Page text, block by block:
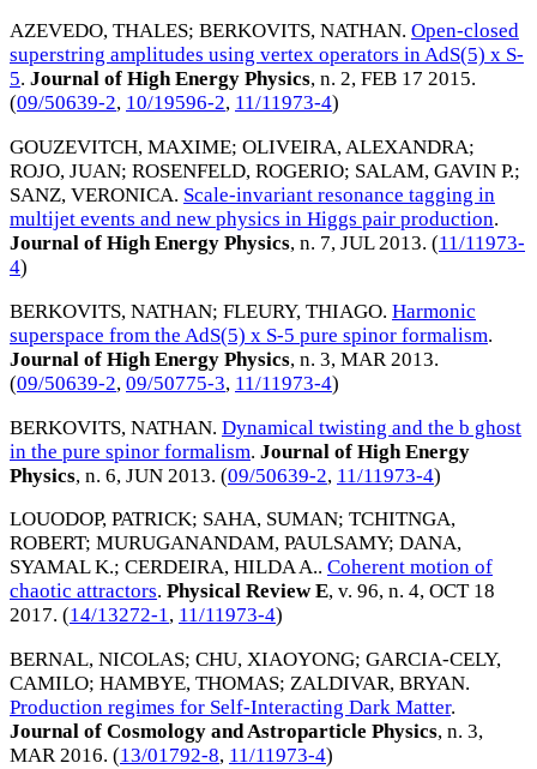
AZEVEDO, THALES; BERKOVITS, NATHAN. Open-closed
superstring amplitudes using vertex operators in AdS(5) x S-
5. Journal of High Energy Physics, n. 2, FEB 17 2015.
(09/50639-2, 10/19596-2, 11/11973-4)
GOUZEVITCH, MAXIME; OLIVEIRA, ALEXANDRA;
ROJO, JUAN; ROSENFELD, ROGERIO; SALAM, GAVIN P.;
SANZ, VERONICA. Scale-invariant resonance tagging in
multijet events and new physics in Higgs pair production.
Journal of High Energy Physics, n. 7, JUL 2013. (11/11973-
4)
BERKOVITS, NATHAN; FLEURY, THIAGO. Harmonic
superspace from the AdS(5) x S-5 pure spinor formalism.
Journal of High Energy Physics, n. 3, MAR 2013.
(09/50639-2, 09/50775-3, 11/11973-4)
BERKOVITS, NATHAN. Dynamical twisting and the b ghost
in the pure spinor formalism. Journal of High Energy
Physics, n. 6, JUN 2013. (09/50639-2, 11/11973-4)
LOUODOP, PATRICK; SAHA, SUMAN; TCHITNGA,
ROBERT; MURUGANANDAM, PAULSAMY; DANA,
SYAMAL K.; CERDEIRA, HILDA A.. Coherent motion of
chaotic attractors. Physical Review E, v. 96, n. 4, OCT 18
2017. (14/13272-1, 11/11973-4)
BERNAL, NICOLAS; CHU, XIAOYONG; GARCIA-CELY,
CAMILO; HAMBYE, THOMAS; ZALDIVAR, BRYAN.
Production regimes for Self-Interacting Dark Matter.
Journal of Cosmology and Astroparticle Physics, n. 3,
MAR 2016. (13/01792-8, 11/11973-4)